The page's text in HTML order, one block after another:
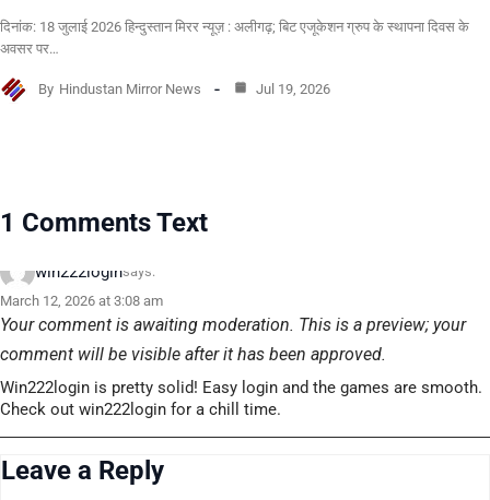
दिनांक: 18 जुलाई 2026 हिन्दुस्तान मिरर न्यूज़ : अलीगढ़; बिट एजूकेशन ग्रुप के स्थापना दिवस के
अवसर पर…
By Hindustan Mirror News Jul 19, 2026
1 Comments Text
win222loginsays:
March 12, 2026 at 3:08 am
Your comment is awaiting moderation. This is a preview; your
comment will be visible after it has been approved.
Win222login is pretty solid! Easy login and the games are smooth.
Check out win222login for a chill time.
Leave a Reply